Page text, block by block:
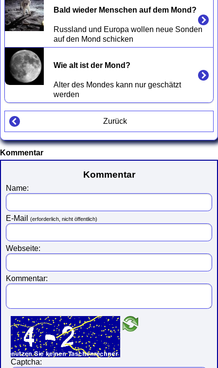
Bald wieder Menschen auf dem Mond?
Russland und Europa wollen neue Sonden
Wie alt ist der Mond?
Alter des Mondes kann nur geschätzt
Zurück
Kommentar
Kommentar
Name:
E-Mail (erforderlich, nicht öffentlich)
Webseite:
Kommentar:
Captcha: